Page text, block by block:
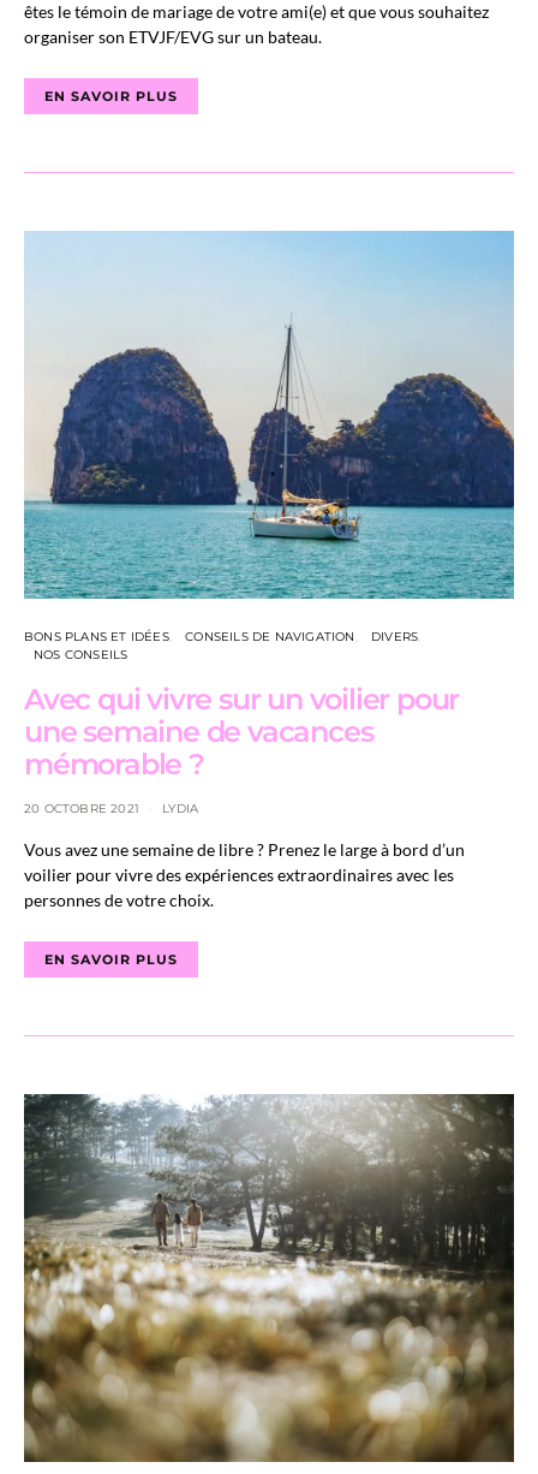
êtes le témoin de mariage de votre ami(e) et que vous souhaitez
organiser son ETVJF/EVG sur un bateau.
EN SAVOIR PLUS
BONS PLANS ET IDÉES CONSEILS DE NAVIGATION
DIVERS
NOS CONSEILS
Avec qui vivre sur un voilier pour
une semaine de vacances
mémorable ?
20 OCTOBRE 2021 LYDIA
Vous avez une semaine de libre ? Prenez le large à bord d’un
voilier pour vivre des expériences extraordinaires avec les
personnes de votre choix.
EN SAVOIR PLUS